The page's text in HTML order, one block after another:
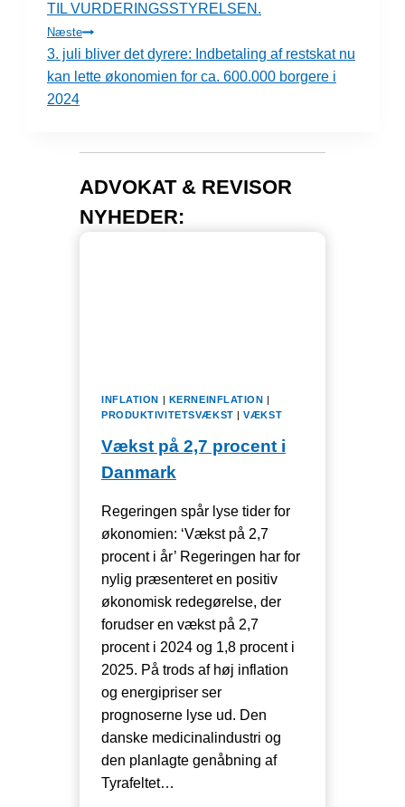
TIL VURDERINGSSTYRELSEN.
Næste
3. juli bliver det dyrere: Indbetaling af restskat nu
kan lette økonomien for ca. 600.000 borgere i
2024
ADVOKAT & REVISOR
NYHEDER:
INFLATION KERNEINFLATION
PRODUKTIVITETSVÆKST |VÆKST
Vækst på 2,7 procent i
Danmark
Regeringen spår lyse tider for
økonomien: ‘Vækst på 2,7
procent i år’ Regeringen har for
nylig præsenteret en positiv
økonomisk redegørelse, der
forudser en vækst på 2,7
procent i 2024 og 1,8 procent i
2025. På trods af høj inflation
og energipriser ser
prognoserne lyse ud. Den
danske medicinalindustri og
den planlagte genåbning af
Tyrafeltet…